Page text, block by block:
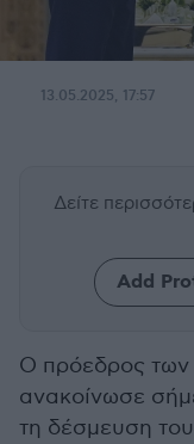
13.05.2025, 17:57
Δείτε
Add
Ο πρόεδρος
ανακοίνωσε
τη δέσμευση